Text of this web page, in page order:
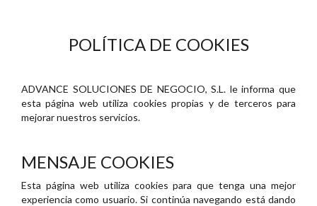
POLÍTICA DE COOKIES
ADVANCE SOLUCIONES DE NEGOCIO, S.L. le informa que
esta página web utiliza cookies propias y de terceros para
mejorar nuestros servicios.
MENSAJE COOKIES
Esta página web utiliza cookies para que tenga una mejor
experiencia como usuario. Si continúa navegando está dando